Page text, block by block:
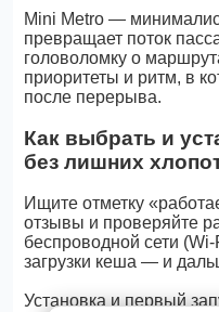
Mini Metro —
превращает поток
головоломку о
приоритеты и ритм, в
после перерыва.
Как выбрать и
без лишних
Ищите отметку
отзывы и проверяйте
беспроводной сети
загрузки кеша — и
Установка и первый